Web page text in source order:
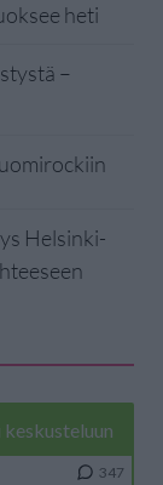
heti
–
Helsinki-